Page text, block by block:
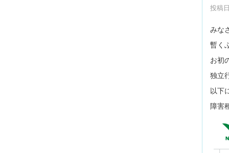
投稿
みな
暫く
お初
独立
以下
障害